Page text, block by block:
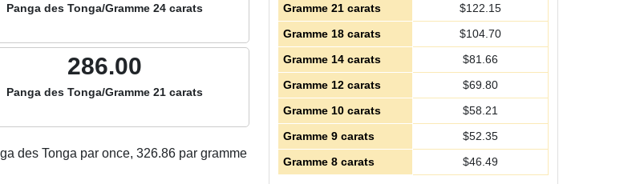
Panga des Tonga/Gramme 24 carats
286.00
Panga des Tonga/Gramme 21 carats
des Tonga par once, 326.86 par gramme
Gramme 21 carats
$122.15
Gramme 18 carats
$104.70
Gramme 14 carats
$81.66
Gramme 12 carats
$69.80
Gramme 10 carats
$58.21
Gramme 9 carats
$52.35
Gramme 8 carats
$46.49